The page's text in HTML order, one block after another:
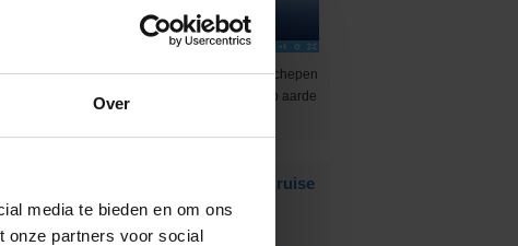
Over
media te bieden en om ons
onze partners voor social
Met de relatief kleine expeditieschepen
kom je op de mooiste plekjes op aarde
Cruise met Norwegian Cruise
Line naar Hawaii!